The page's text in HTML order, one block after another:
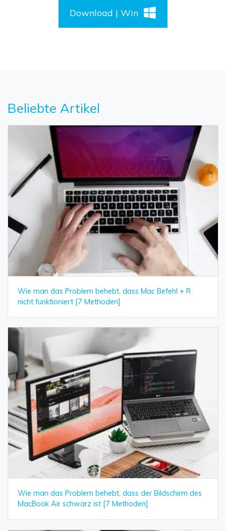
Download | Win
Beliebte Artikel
Wie man das Problem behebt, dass Mac Befehl + R
nicht funktioniert [7 Methoden]
Wie man das Problem behebt, dass der Bildschirm des
MacBook Air schwarz ist [7 Methoden]
Daten online wiederherstellen
Verlorene Daten? Jetzt online wiederherstellen!